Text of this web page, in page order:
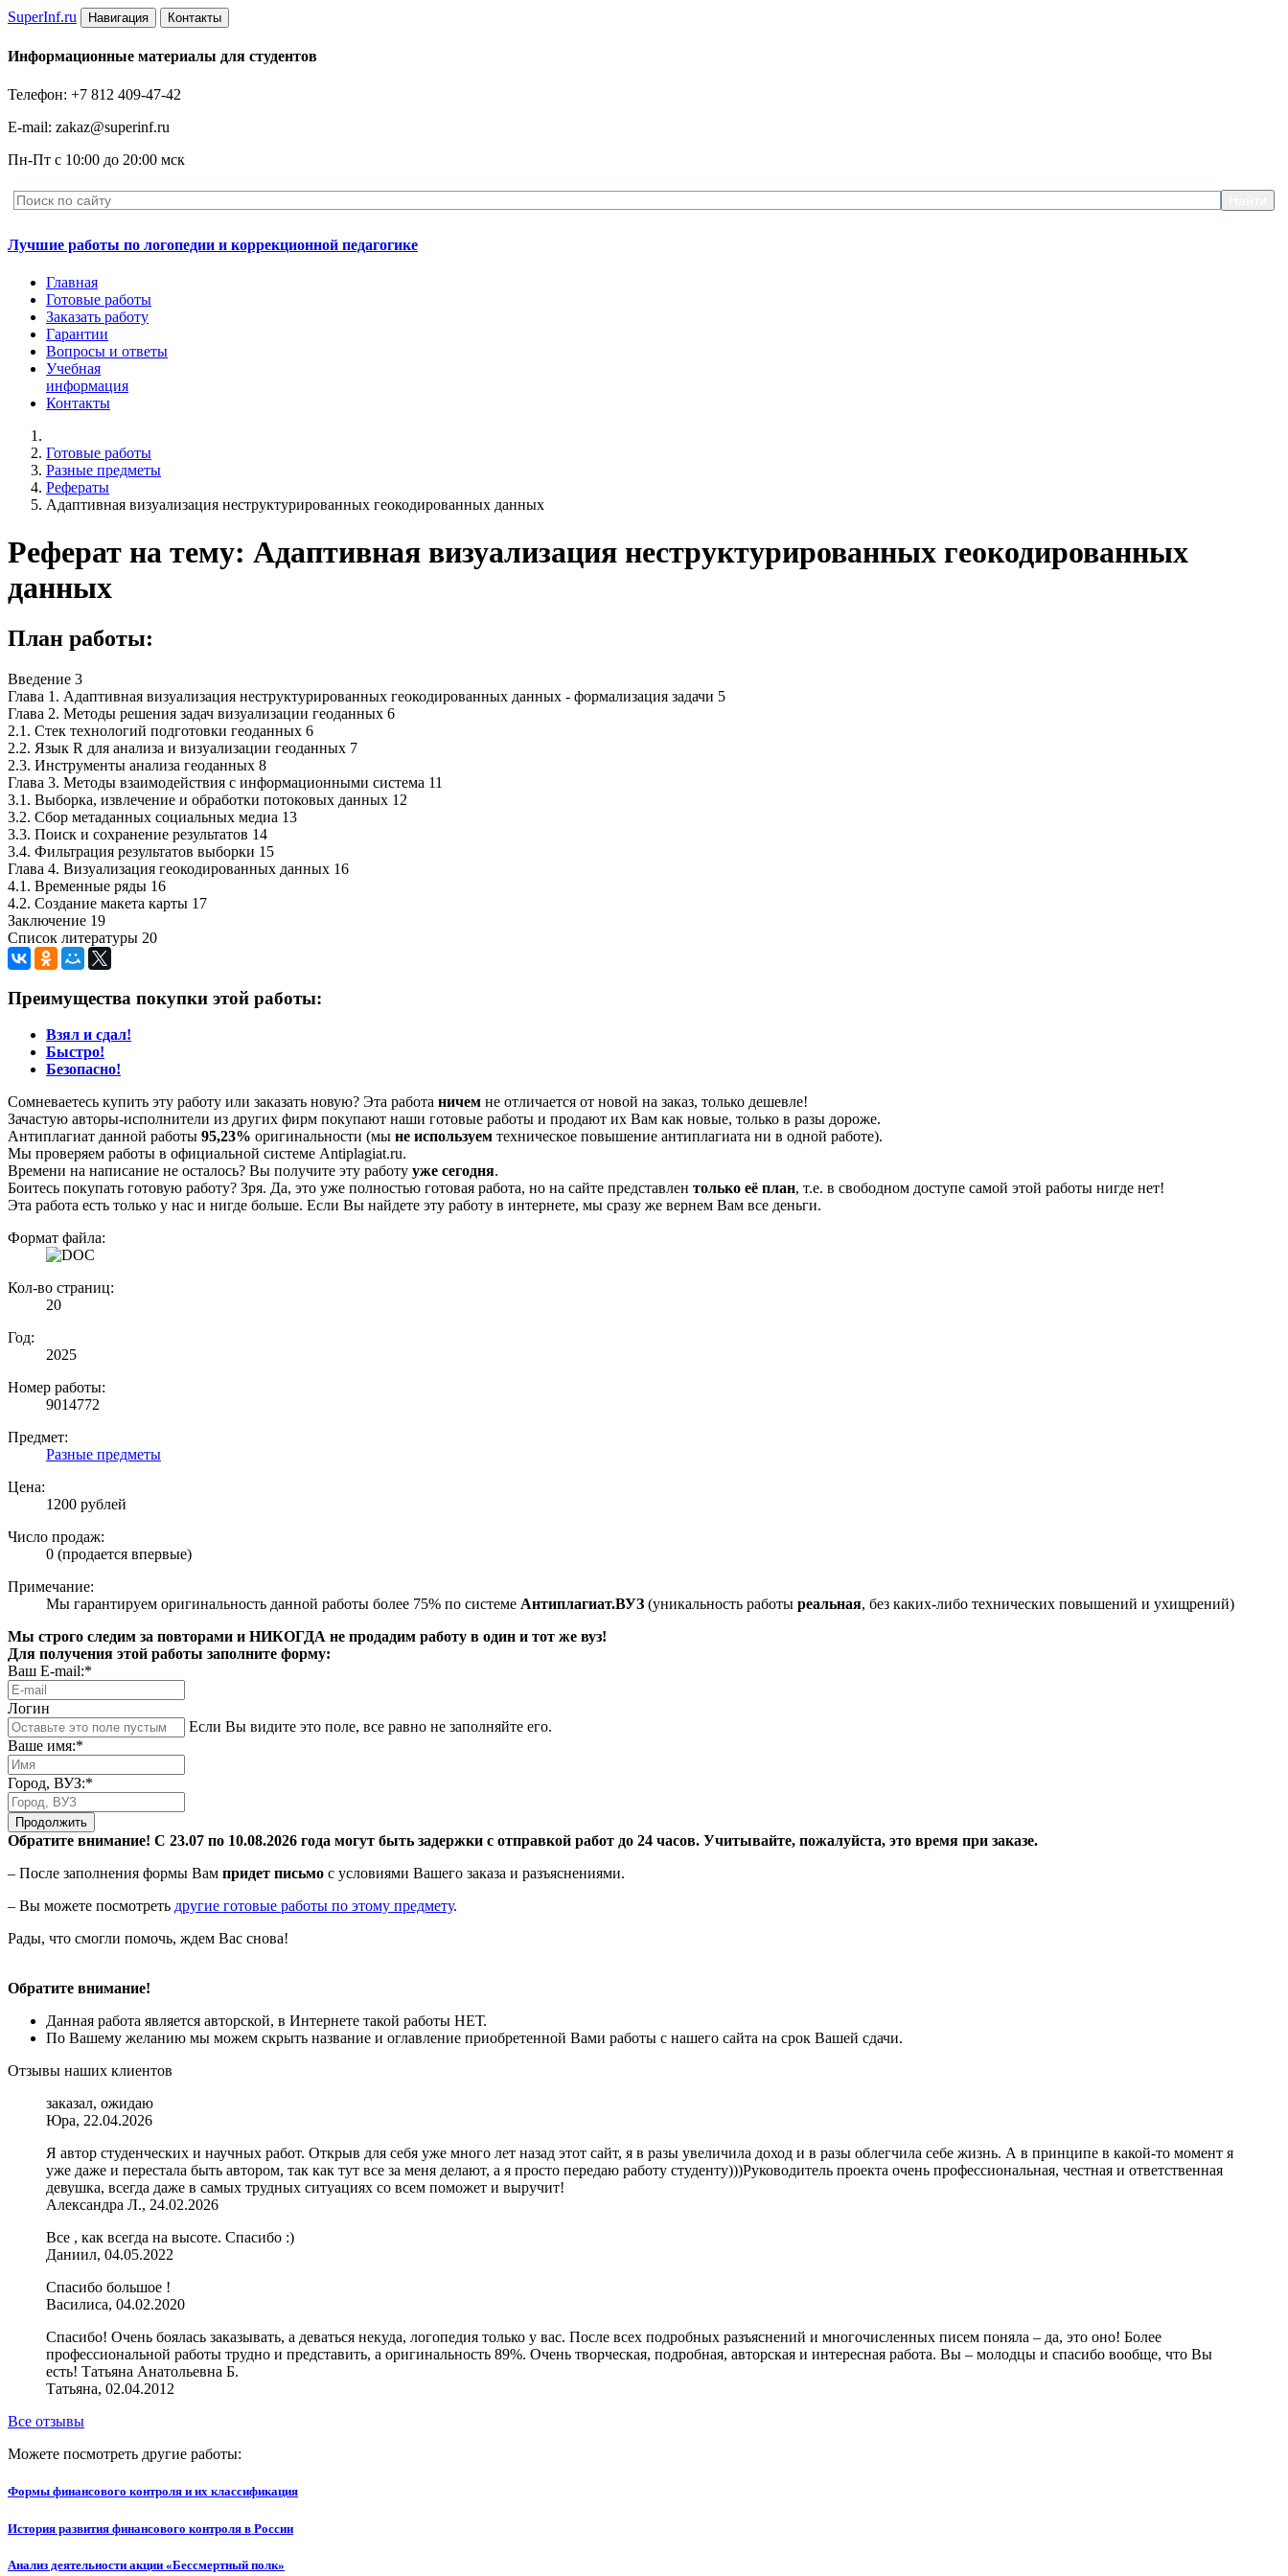
SuperInf.ru Навигация Контакты
Информационные материалы для студентов
Телефон: +7 812 409-47-42
E-mail: zakaz@superinf.ru
Пн-Пт с 10:00 до 20:00 мск
Лучшие работы по логопедии и коррекционной педагогике
Главная
Готовые работы
Заказать работу
Гарантии
Вопросы и ответы
Учебная
информация
Контакты
Готовые работы
Разные предметы
Рефераты
Адаптивная визуализация неструктурированных геокодированных данных
Реферат на тему: Адаптивная визуализация неструктурированных геокодированных
данных
План работы:
Введение 3
Глава 1. Адаптивная визуализация неструктурированных геокодированных данных - формализация задачи 5
Глава 2. Методы решения задач визуализации геоданных 6
2.1. Стек технологий подготовки геоданных 6
2.2. Язык R для анализа и визуализации геоданных 7
2.3. Инструменты анализа геоданных 8
Глава 3. Методы взаимодействия с информационными система 11
3.1. Выборка, извлечение и обработки потоковых данных 12
3.2. Сбор метаданных социальных медиа 13
3.3. Поиск и сохранение результатов 14
3.4. Фильтрация результатов выборки 15
Глава 4. Визуализация геокодированных данных 16
4.1. Временные ряды 16
4.2. Создание макета карты 17
Заключение 19
Список литературы 20
Преимущества покупки этой работы:
Взял и сдал!
Быстро!
Безопасно!
Сомневаетесь купить эту работу или заказать новую? Эта работа ничем не отличается от новой на заказ, только дешевле!
Зачастую авторы-исполнители из других фирм покупают наши готовые работы и продают их Вам как новые, только в разы дороже.
Антиплагиат данной работы 95,23% оригинальности (мы не используем техническое повышение антиплагиата ни в одной работе).
Мы проверяем работы в официальной системе Аntiplagiat.ru.
Времени на написание не осталось? Вы получите эту работу уже сегодня.
Боитесь покупать готовую работу? Зря. Да, это уже полностью готовая работа, но на сайте представлен только её план, т.е. в свободном доступе самой этой работы нигде нет!
Эта работа есть только у нас и нигде больше. Если Вы найдете эту работу в интернете, мы сразу же вернем Вам все деньги.
Формат файла:
Кол-во страниц:
20
Год:
2025
Номер работы:
9014772
Предмет:
Разные предметы
Цена:
1200 рублей
Число продаж:
0 (продается впервые)
Примечание:
Мы гарантируем оригинальность данной работы более 75% по системе Антиплагиат.ВУЗ (уникальность работы реальная, без каких-либо технических повышений и ухищрений)
Мы строго следим за повторами и НИКОГДА не продадим работу в один и тот же вуз!
Для получения этой работы заполните форму:
Ваш E-mail:*
Логин
Если Вы видите это поле, все равно не заполняйте его.
Ваше имя:*
Город, ВУЗ:*
Продолжить
Обратите внимание! С 23.07 по 10.08.2026 года могут быть задержки с отправкой работ до 24 часов. Учитывайте, пожалуйста, это время при заказе.
– После заполнения формы Вам придет письмо с условиями Вашего заказа и разъяснениями.
– Вы можете посмотреть другие готовые работы по этому предмету.
Рады, что смогли помочь, ждем Вас снова!
Обратите внимание!
Данная работа является авторской, в Интернете такой работы НЕТ.
По Вашему желанию мы можем скрыть название и оглавление приобретенной Вами работы с нашего сайта на срок Вашей сдачи.
Отзывы наших клиентов
заказал, ожидаю
Юра, 22.04.2026
Я автор студенческих и научных работ. Открыв для себя уже много лет назад этот сайт, я в разы увеличила доход и в разы облегчила себе жизнь. А в принципе в какой-то момент я
уже даже и перестала быть автором, так как тут все за меня делают, а я просто передаю работу студенту)))Руководитель проекта очень профессиональная, честная и ответственная
девушка, всегда даже в самых трудных ситуациях со всем поможет и выручит!
Александра Л., 24.02.2026
Все , как всегда на высоте. Спасибо :)
Даниил, 04.05.2022
Спасибо большое !
Василиса, 04.02.2020
Спасибо! Очень боялась заказывать, а деваться некуда, логопедия только у вас. После всех подробных разъяснений и многочисленных писем поняла – да, это оно! Более
профессиональной работы трудно и представить, а оригинальность 89%. Очень творческая, подробная, авторская и интересная работа. Вы – молодцы и спасибо вообще, что Вы
есть! Татьяна Анатольевна Б.
Татьяна, 02.04.2012
Все отзывы
Можете посмотреть другие работы:
Формы финансового контроля и их классификация
История развития финансового контроля в России
Анализ деятельности акции «Бессмертный полк»